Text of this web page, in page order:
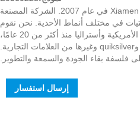
تأسست شركة Xiamen Everpal Trade Co., Ltd في عام 2007. الشركة المصنعة
في مختلف أنماط الأحذية. نحن نقوم
بالتوريد لسوق أوروبا والولايات المتحدة الأمريكية وأستراليا منذ أكثر من 20 عامًا،
ونتعاون مع Disney وWalmart وRoxy وquiksilver وغيرها من العلامات التجارية.
فلسفة بقاء الجودة والسمعة والتطوير.
إرسال استفسار